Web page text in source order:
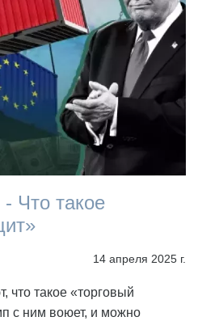
Что такое
14 апреля 2025 г.
что такое «торговый
с ним воюет, и можно